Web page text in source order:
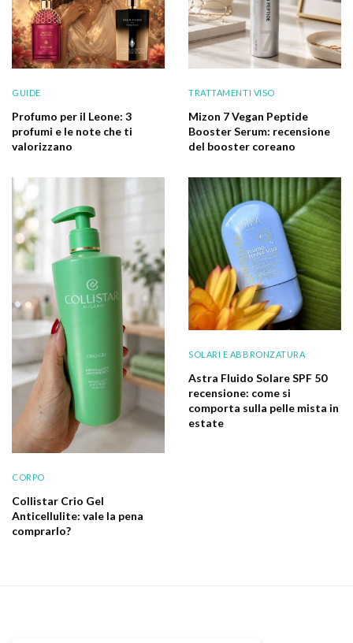
GUIDE
Profumo per il Leone: 3
profumi e le note che ti
valorizzano
TRATTAMENTI VISO
Mizon 7 Vegan Peptide
Booster Serum: recensione
del booster coreano
CORPO
Collistar Crio Gel
Anticellulite: vale la pena
comprarlo?
SOLARI E ABBRONZATURA
Astra Fluido Solare SPF 50
recensione: come si
comporta sulla pelle mista in
estate